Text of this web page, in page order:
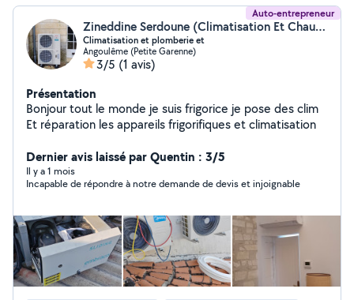
Auto-entrepreneur
Zineddine Serdoune (Climatisation Et Chauffage)
Climatisation et plomberie et
Angoulême (Petite Garenne)
3/5 (1 avis)
Présentation
Bonjour tout le monde je suis frigorice je pose des clim
Et réparation les appareils frigorifiques et climatisation
Dernier avis laissé par Quentin : 3/5
Il y a 1 mois
Incapable de répondre à notre demande de devis et injoignable